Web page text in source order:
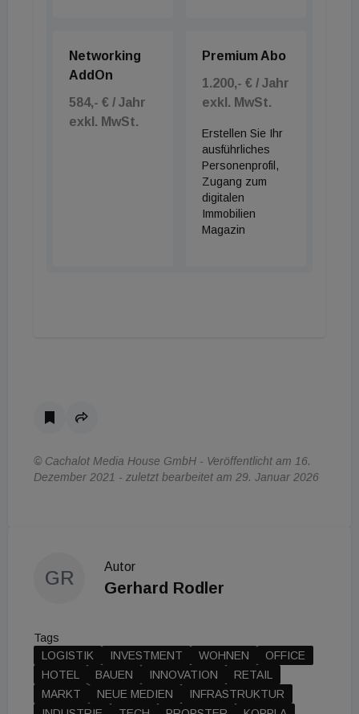
Networking
AddOn
584,- € / Jahr
exkl. MwSt.
Premium Abo
1.200,- € / Jahr
exkl. MwSt.
Erstellen Sie Ihr
ausführliches
Personenprofil,
Zugang zum
digitalen
Immobilien
Magazin
© Cachalot Media House GmbH - Veröffentlicht am 16.
Dezember 2021 - zuletzt bearbeitet am 29. Januar 2026
GR
Autor
Gerhard Rodler
Tags
LOGISTIK
INVESTMENT WOHNEN
OFFICE
HOTEL
BAUEN INNOVATION
RETAIL
MARKT
NEUE MEDIEN
INFRASTRUKTUR